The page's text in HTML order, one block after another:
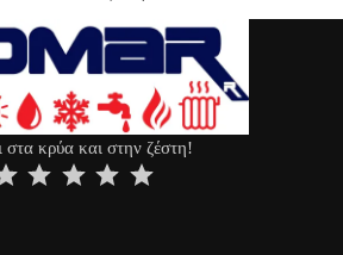
κρύα και στην ζέστη!